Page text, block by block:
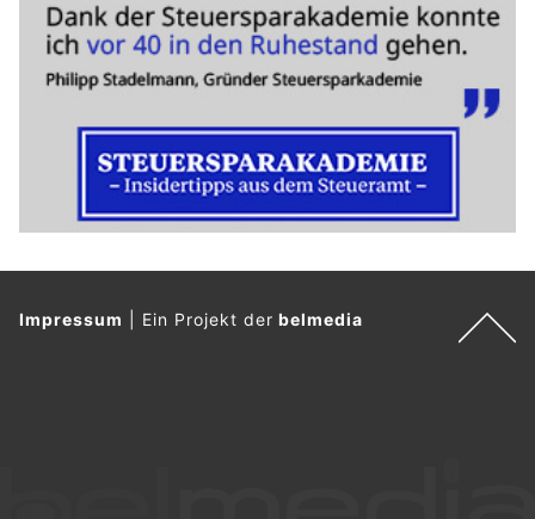
Impressum Ein Projekt derbelmedia